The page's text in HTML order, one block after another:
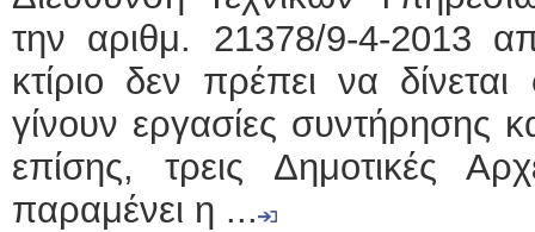
την αριθμ. 21378/9-4-2013
κτίριο δεν πρέπει να
γίνουν εργασίες συντήρησης
επίσης, τρεις Δημοτικές
παραμένει η ...